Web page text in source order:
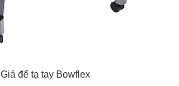
Giá để tạ tay Bowflex